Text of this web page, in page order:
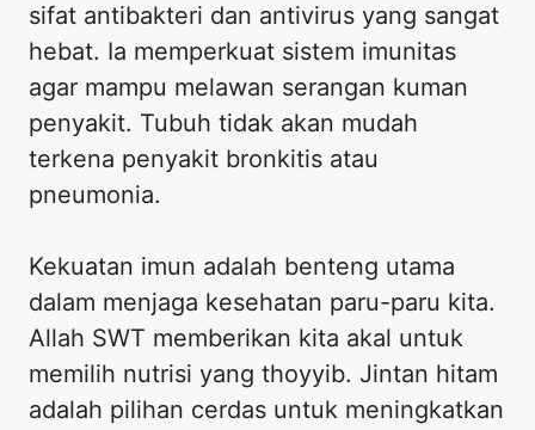
sifat antibakteri dan antivirus yang sangat
hebat. Ia memperkuat sistem imunitas
agar mampu melawan serangan kuman
penyakit. Tubuh tidak akan mudah
terkena penyakit bronkitis atau
pneumonia.
Kekuatan imun adalah benteng utama
dalam menjaga kesehatan paru-paru kita.
Allah SWT memberikan kita akal untuk
memilih nutrisi yang thoyyib. Jintan hitam
adalah pilihan cerdas untuk meningkatkan